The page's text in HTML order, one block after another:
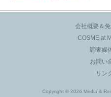
会社概要＆
COSME at
調査媒
お問い
リン
Copyright © 2026 Media &